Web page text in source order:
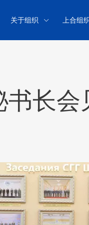
关于组织 上合组
长